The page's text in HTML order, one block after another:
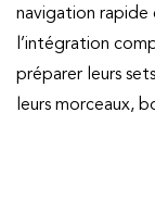
navigation rapide
l’intégration
préparer leurs
leurs morceaux,